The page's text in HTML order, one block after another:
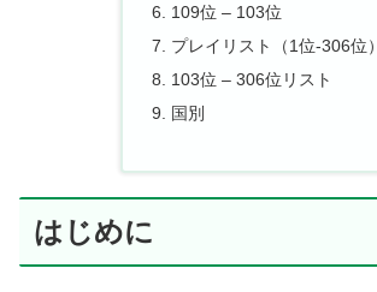
109位 – 103位
プレイリスト（1位-306位）
103位 – 306位リスト
国別
はじめに